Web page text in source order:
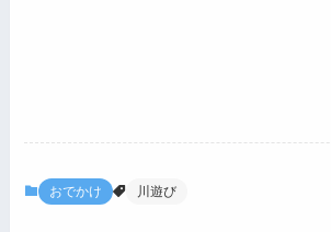
おでかけ 川遊び